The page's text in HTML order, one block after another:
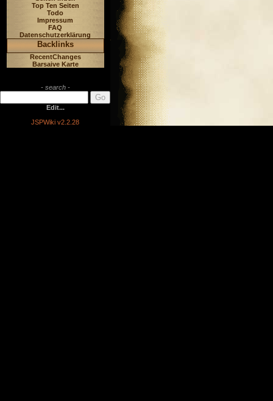
Top Ten Seiten
Todo
Impressum
FAQ
Datenschutzerklärung
Backlinks
RecentChanges
Barsaive Karte
- search -
Edit...
JSPWiki v2.2.28